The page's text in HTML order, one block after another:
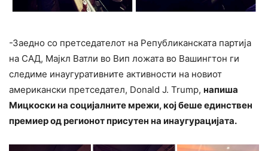
-Заедно со претседателот на Републиканската партија
на САД, Мајкл Ватли во Вип ложата во Вашингтон ги
следиме инаугуративните активности на новиот
американски претседател, Donald J. Trump, напиша
Мицкоски на социјалните мрежи, кој беше единствен
премиер од регионот присутен на инаугурацијата.